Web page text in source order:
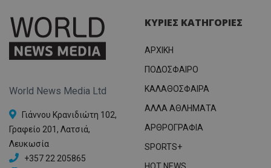
World News Media Ltd
Γιάννου Κρανιδιώτη 102,
Γραφείο 201, Λατσιά,
Λευκωσία
+357 22 205865
ΚΥΡΙΕΣ ΚΑΤΗΓΟΡΙΕΣ
ΑΡΧΙΚΗ
ΠΟΔΟΣΦΑΙΡΟ
ΚΑΛΑΘΟΣΦΑΙΡΑ
ΑΛΛΑ ΑΘΛΗΜΑΤΑ
ΑΡΘΡΟΓΡΑΦΙΑ
SPORTS+